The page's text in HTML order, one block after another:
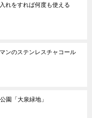
れをすれば何度も使える
ンのステンレスチャコール
園「大泉緑地」